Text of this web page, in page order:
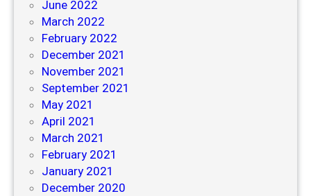
June 2022
March 2022
February 2022
December 2021
November 2021
September 2021
May 2021
April 2021
March 2021
February 2021
January 2021
December 2020